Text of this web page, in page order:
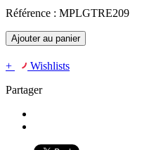
Référence : MPLGTRE209
Ajouter au panier
+
Wishlists
Partager